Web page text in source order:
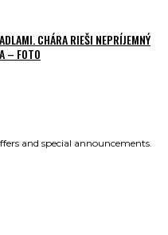
CHÁRA RIEŠI NEPRÍJEMNÝ
– FOTO
and special announcements.